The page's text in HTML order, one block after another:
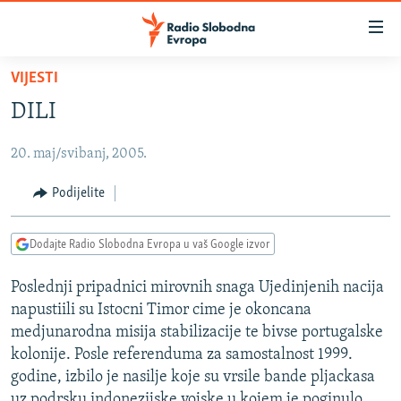
Pređite
glavni
Pređite
Pređite
pretragu
SRBIJA
KOSOVO
VIZUELNO
VIDEO
FOTOGALERIJE
INFOGRAFIKE
PODCASTI
RAT U UKRAJINI
KINA NA BALKANU
RSE PRIČE IZ SVIJETA
VIJESTI
DILI
20. maj/svibanj, 2005.
Podijelite
Dodajte Radio Slobodna Evropa u vaš Google izvor
Poslednji pripadnici mirovnih snaga Ujedinjenih nacija
napustiili su Istocni Timor cime je okoncana
medjunarodna misija stabilizacije te bivse portugalske
kolonije. Posle referenduma za samostalnost 1999.
godine, izbilo je nasilje koje su vrsile bande pljackasa